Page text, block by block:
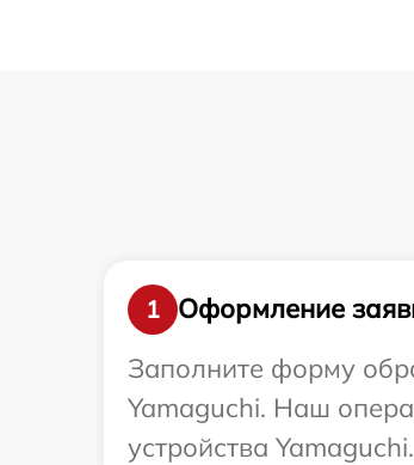
1
Оформление
Заполните форму
Yamaguchi. Наш
устройства Yamaguchi.